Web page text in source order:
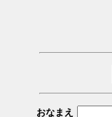
おなまえ